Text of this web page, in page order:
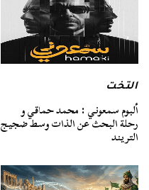
التخت
ألبوم سمعوني : محمد حماقي و
رحلة البحث عن الذات وسط ضجيج
التريند